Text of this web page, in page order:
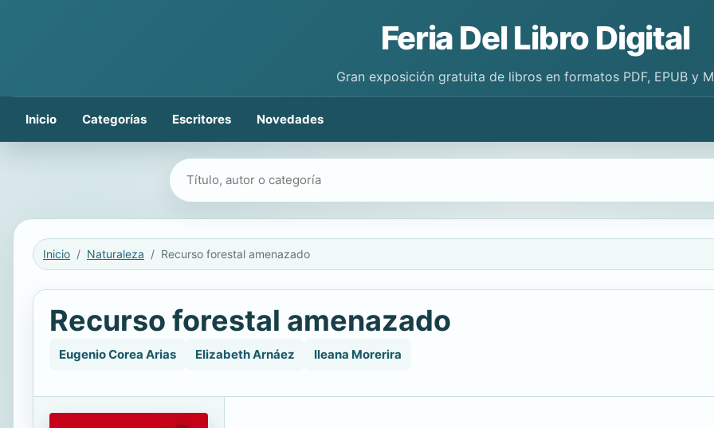
Feria Del Libro Digital
Gran exposición gratuita de libros en formatos PDF, EPUB y
Inicio Categorías Escritores Novedades
Buscar libros
Inicio Naturaleza Recurso forestal amenazado
Recurso forestal amenazado
Eugenio Corea Arias Elizabeth Arnáez Ileana Morerira